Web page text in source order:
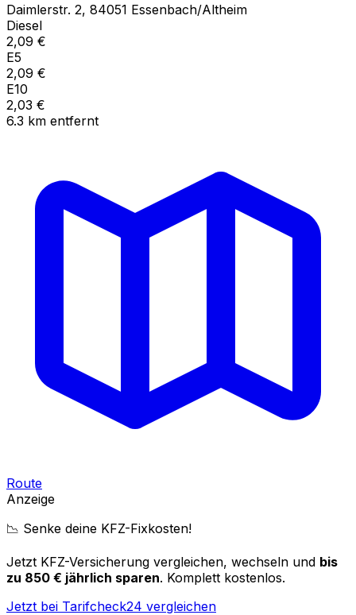
Daimlerstr. 2, 84051 Essenbach/Altheim
Diesel
2,09 €
E5
2,09 €
E10
2,03 €
6.3 km entfernt
Route
Anzeige
📉 Senke deine KFZ-Fixkosten!
Jetzt KFZ-Versicherung vergleichen, wechseln und bis
zu 850 € jährlich sparen. Komplett kostenlos.
Jetzt bei Tarifcheck24 vergleichen